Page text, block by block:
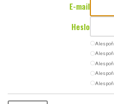
E-mail
Heslo
radio_button_unchecked
radio_button_unchecked
radio_button_unchecked
radio_button_unchecked
radio_button_unchecked